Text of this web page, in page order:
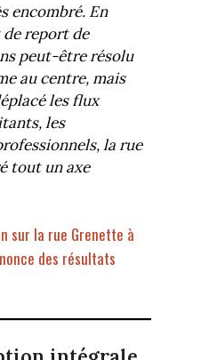
encombré. En
report de
peut-être résolu
au centre, mais
les flux
les
la rue
tout un axe
sur la rue Grenette à
des résultats